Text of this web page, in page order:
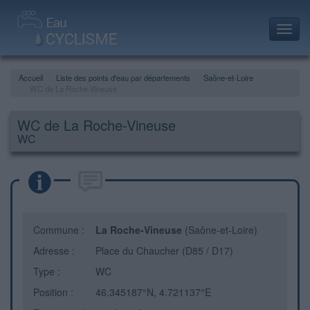
Accueil Liste des points d'eau par départements
Saône-et-Loire
WC de La Roche-Vineuse
WC
Commune : La Roche-Vineuse (Saône-et-Loire)
Adresse :
Place du Chaucher (D85 / D17)
Type :
WC
Position :
46.345187°N, 4.721137°E